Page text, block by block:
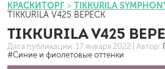
КРАСКИТОРГ TIKKURILA
TIKKURILA V425 ВЕРЕСК
TIKKURILA V425
Дата публикации: 17 января 2022 | Автор:
#Синие и фиолетовые оттенки